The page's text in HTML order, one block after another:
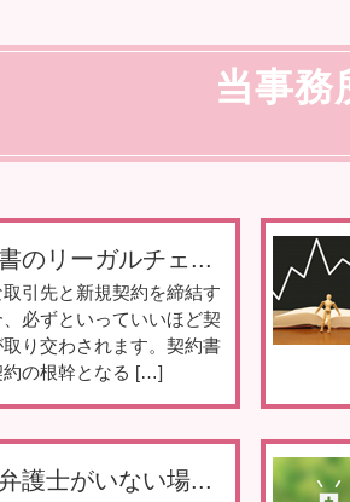
当事務
のリーガルチェ...
取引先と新規契約を締結す
、必ずといっていいほど契
り交わされます。契約書
約の根幹となる […]
護士がいない場...